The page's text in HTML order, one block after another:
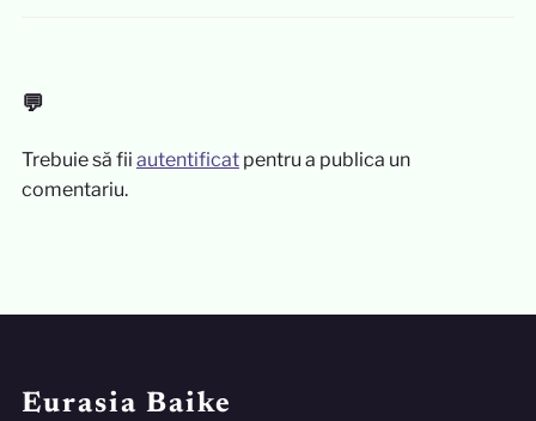
💬
Trebuie să fii autentificatpentru a publica un
comentariu.
Eurasia Baike